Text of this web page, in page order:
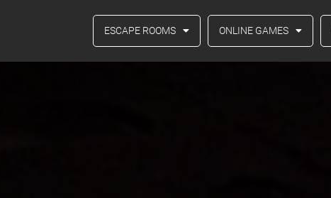
ESCAPE ROOMS ONLINE GAMES